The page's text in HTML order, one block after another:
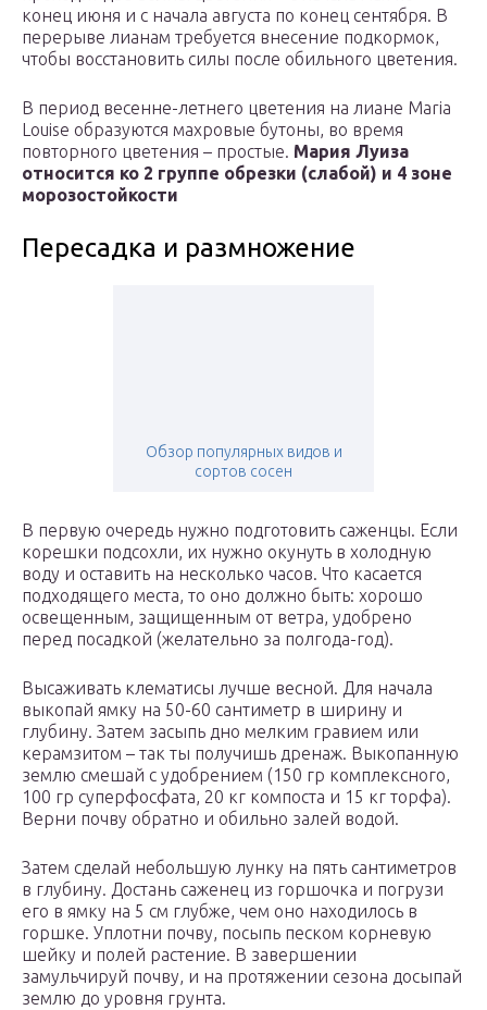
конец июня и с начала августа по конец сентября. В
перерыве лианам требуется внесение подкормок,
чтобы восстановить силы после обильного цветения.
В период весенне-летнего цветения на лиане Maria
Louise образуются махровые бутоны, во время
повторного цветения – простые. Мария Луиза
относится ко 2 группе обрезки (слабой) и 4 зоне
морозостойкости
Пересадка и размножение
Обзор популярных видов и
сортов сосен
В первую очередь нужно подготовить саженцы. Если
корешки подсохли, их нужно окунуть в холодную
воду и оставить на несколько часов. Что касается
подходящего места, то оно должно быть: хорошо
освещенным, защищенным от ветра, удобрено
перед посадкой (желательно за полгода-год).
Высаживать клематисы лучше весной. Для начала
выкопай ямку на 50-60 сантиметр в ширину и
глубину. Затем засыпь дно мелким гравием или
керамзитом – так ты получишь дренаж. Выкопанную
землю смешай с удобрением (150 гр комплексного,
100 гр суперфосфата, 20 кг компоста и 15 кг торфа).
Верни почву обратно и обильно залей водой.
Затем сделай небольшую лунку на пять сантиметров
в глубину. Достань саженец из горшочка и погрузи
его в ямку на 5 см глубже, чем оно находилось в
горшке. Уплотни почву, посыпь песком корневую
шейку и полей растение. В завершении
замульчируй почву, и на протяжении сезона досыпай
землю до уровня грунта.